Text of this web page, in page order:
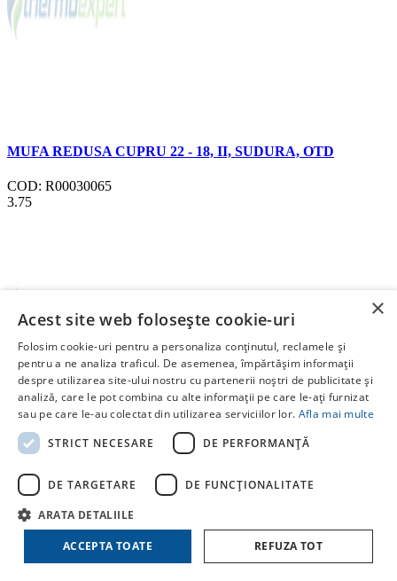
MUFA REDUSA CUPRU 22 - 18, II, SUDURA, OTD
COD: R00030065
3.75
MUFA REDUSA CUPRU 22 - 15, II, SUDURA, OTD
COD: R00030064
3.65
×
Acest site web folosește cookie-uri
Folosim cookie-uri pentru a personaliza conținutul, reclamele și
pentru a ne analiza traficul. De asemenea, împărtășim informații
despre utilizarea site-ului nostru cu partenerii noștri de publicitate și
analiză, care le pot combina cu alte informații pe care le-ați furnizat
sau pe care le-au colectat din utilizarea serviciilor lor. Afla mai multe
STRICT NECESARE
DE PERFORMANȚĂ
DE TARGETARE DE FUNCŢIONALITATE
ARATA DETALIILE
ACCEPTA TOATE REFUZA TOT